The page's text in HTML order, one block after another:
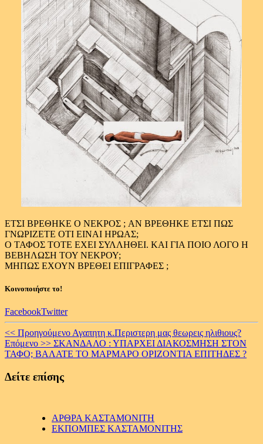
ΕΤΣΙ ΒΡΕΘΗΚΕ Ο ΝΕΚΡΟΣ ; AN BΡΕΘΗΚΕ ΕΤΣΙ ΠΩΣ
ΓΝΩΡΙΖΕΤΕ ΟΤΙ ΕΙΝΑΙ ΗΡΩΑΣ;
Ο ΤΑΦΟΣ ΤΟΤΕ ΕΧΕΙ ΣΥΛΛΗΘΕΙ. ΚΑΙ ΓΙΑ ΠΟΙΟ ΛΟΓΟ Η
ΒΕΒΗΛΩΣΗ ΤΟΥ ΝΕΚΡΟΥ;
MΗΠΩΣ ΕΧΟΥΝ ΒΡΕΘΕΙ ΕΠΙΓΡΑΦΕΣ ;
Κοινοποιήστε το!
FacebookTwitter
Continue
Reading
<< Προηγούμενο Αγαπητη κ.Περιστερη μας θεωρεις ηλιθιους?
Επόμενο >> ΣΚΑΝΔΑΛΟ : ΥΠΑΡΧΕΙ ΔΙΑΚΟΣΜΗΣΗ ΣΤΟΝ
ΤΑΦΟ; ΒΑΛΑΤΕ ΤΟ ΜΑΡΜΑΡΟ ΟΡΙΖΟΝΤΙΑ ΕΠΙΤΗΔΕΣ ?
Δείτε επίσης
ΑΡΘΡΑ ΚΑΣΤΑΜΟΝΙΤΗ
ΕΚΠΟΜΠΕΣ ΚΑΣΤΑΜΟΝΙΤΗΣ